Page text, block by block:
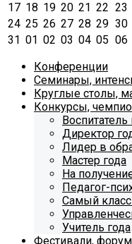
17 18 19 20 21 22 23
24 25 26 27 28 29 30
31 01 02 03 04 05 06
Конференции
Семинары,
Круглые столы,
Конкурсы,
Воспитатель
Директор
Лидер в
Мастер года
На
Педагог-
Самый
Учитель года
Фестивали,